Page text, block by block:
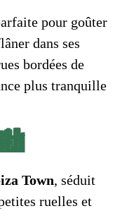
pour goûter
dans ses
bordées de
plus tranquille
🏙️
Town, séduit
ruelles et